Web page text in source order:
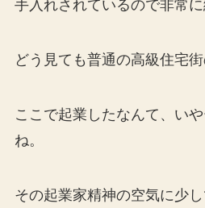
手入れされているので非常に
どう見ても普通の高級住宅
ここで起業したなんて、い
ね。
その起業家精神の空気に少